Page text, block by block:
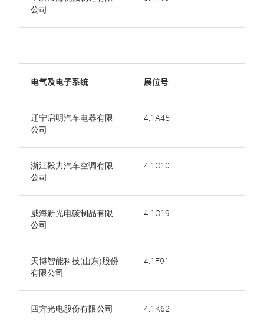
公司
电气及电子系统 展位号
辽宁启明汽车电器有限
公司
4.1A45
浙江毅力汽车空调有限
公司
4.1C10
威海新光电碳制品有限
公司
4.1C19
天博智能科技(山东)股份
有限公司
4.1F91
四方光电股份有限公司 4.1K62